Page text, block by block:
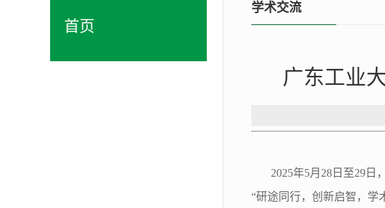
首页
学术交流
广东工业
2025年5月 28 日至29 日
“研途同行，创新启智，学